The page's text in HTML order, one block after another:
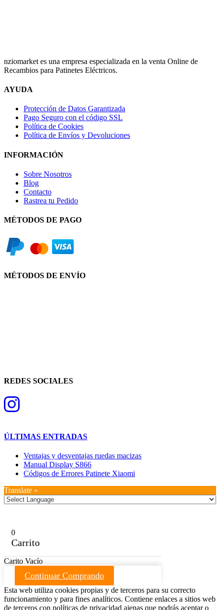
nziomarket es una empresa especializada en la venta Online de
Recambios para Patinetes Eléctricos.
AYUDA
Protección de Datos Garantizada
Pago Seguro con el código SSL
Política de Cookies
Política de Envíos y Devoluciones
INFORMACIÓN
Sobre Nosotros
Blog
Contacto
Rastrea tu Pedido
MÉTODOS DE PAGO
MÉTODOS DE ENVÍO
REDES SOCIALES
ÚLTIMAS ENTRADAS
Ventajas y desventajas ruedas macizas
Manual Display S866
Códigos de Errores Patinete Xiaomi
Translate »
0
Carrito
Carito Vacío
Continuar Comprando
Esta web utiliza cookies propias y de terceros para su correcto
funcionamiento y para fines analíticos. Contiene enlaces a sitios web
de terceros con políticas de privacidad ajenas que podrás aceptar o